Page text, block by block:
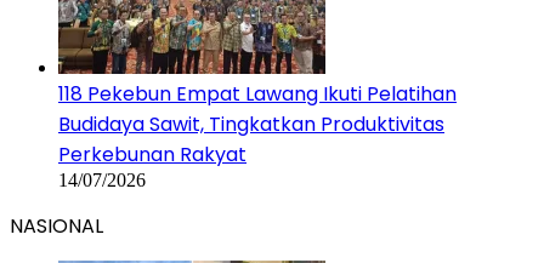
118 Pekebun Empat Lawang Ikuti Pelatihan
Budidaya Sawit, Tingkatkan Produktivitas
Perkebunan Rakyat
14/07/2026
NASIONAL